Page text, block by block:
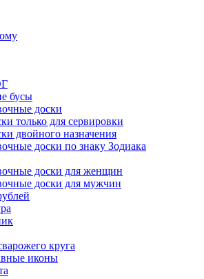
интерьера из ценных пород дерева.
Уникальные товары, для
бусы
доски
только для сервировки
двойного назначения
доски по знаку Зодиака
доски для женщин
доски для мужчин
круга
иконы